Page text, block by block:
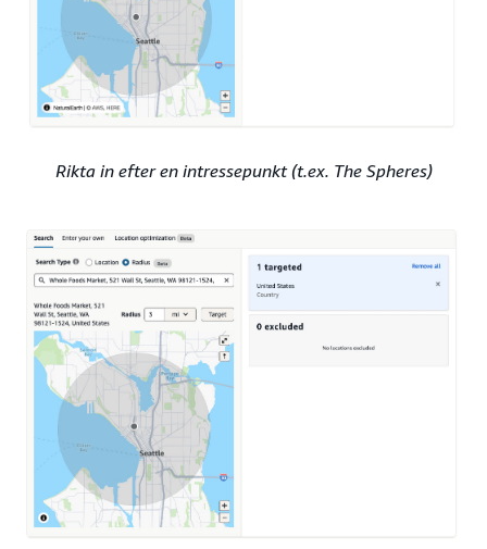
Rikta in efter en intressepunkt (t.ex. The Spheres)